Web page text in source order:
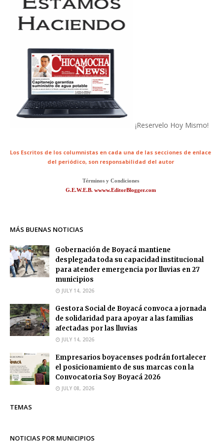
¡Reservelo Hoy Mismo!
Los Escritos de los columnistas en cada una de las secciones de enlace
del periódico, son responsabilidad del autor
Términos y Condiciones
G.E.W.E.B. wwww.EditorBlogger.com
MÁS BUENAS NOTICIAS
Gobernación de Boyacá mantiene
desplegada toda su capacidad institucional
para atender emergencia por lluvias en 27
municipios
JULY 14, 2026
Gestora Social de Boyacá convoca a jornada
de solidaridad para apoyar a las familias
afectadas por las lluvias
JULY 14, 2026
Empresarios boyacenses podrán fortalecer
el posicionamiento de sus marcas con la
Convocatoria Soy Boyacá 2026
JULY 08, 2026
TEMAS
NOTICIAS POR MUNICIPIOS